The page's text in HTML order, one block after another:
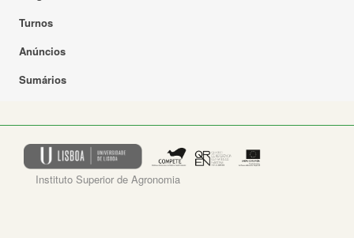
Turnos
Anúncios
Sumários
Instituto Superior de Agronomia